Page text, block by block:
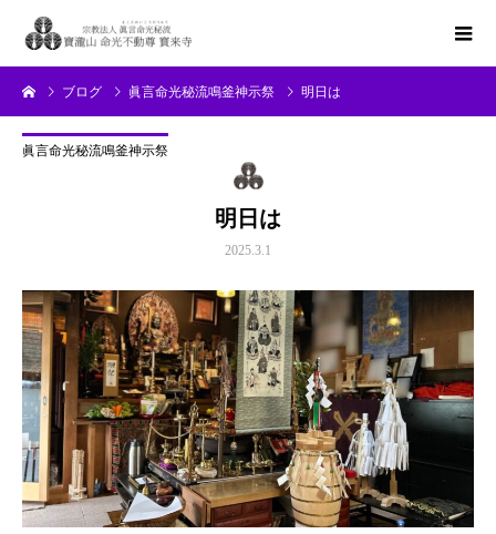
ブログ 眞言命光秘流鳴釜神示祭 明日は
眞言命光秘流鳴釜神示祭
明日は
2025.3.1